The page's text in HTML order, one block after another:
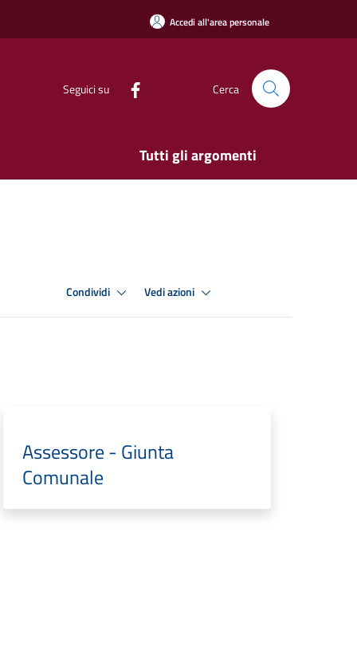
Accedi all'area personale
Seguici su Cerca
Tutti gli argomenti
Condividi Vedi azioni
Assessore - Giunta
Comunale